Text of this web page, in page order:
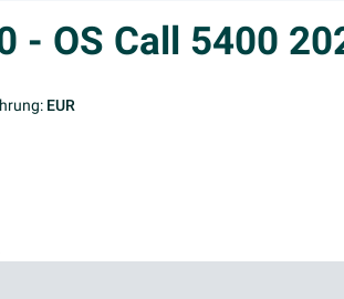
- OS Call 5400
EUR